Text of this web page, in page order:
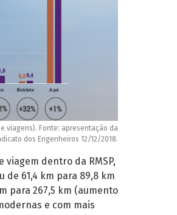
viagens). Fonte: apresentação da
dos Engenheiros 12/12/2018.
dentro da RMSP,
61,4 km para 89,8 km
para 267,5 km (aumento
e com mais